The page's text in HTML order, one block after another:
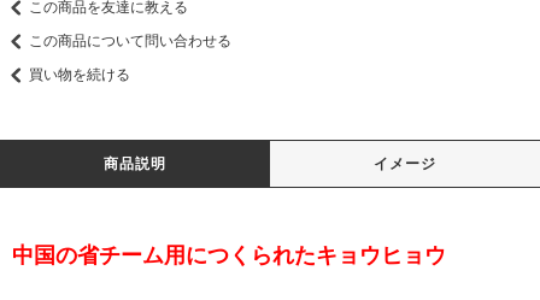
この商品を友達に教える
この商品について問い合わせる
買い物を続ける
商品説明 イメージ
中国の省チーム用につくられたキョウヒョウ